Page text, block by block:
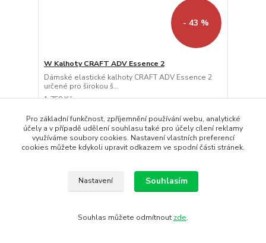
- 43 %
W Kalhoty CRAFT ADV Essence 2
Dámské elastické kalhoty CRAFT ADV Essence 2
určené pro širokou š...
1 750 Kč
818 Kčbez DPH Skladem
Koupit
Pro základní funkčnost, zpříjemnění používání webu, analytické
účely a v případě udělení souhlasu také pro účely cílení reklamy
využíváme soubory cookies. Nastavení vlastních preferencí
cookies můžete kdykoli upravit odkazem ve spodní části stránek.
Nastavení Souhlasím
Souhlas můžete odmítnout zde.